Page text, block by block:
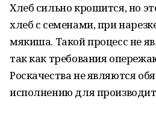
Хлеб сильно крошится, но
хлеб с семенами, при
мякиша. Такой процесс не
так как требования
Роскачества не являются
исполнению для